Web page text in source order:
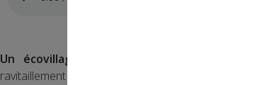
Un écovillage
sera également installé à
ravitaillement de l’UTMB.